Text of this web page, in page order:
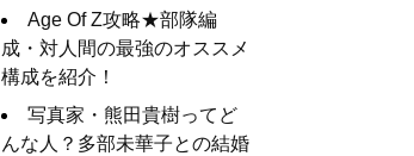
Age Of Z攻略★部隊編
成・対人間の最強のオススメ
構成を紹介！
写真家・熊田貴樹ってど
んな人？多部未華子との結婚